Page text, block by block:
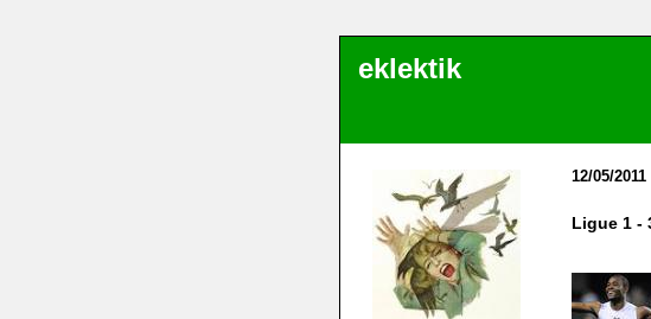
eklektik
12/05/2011
Ligue 1 -